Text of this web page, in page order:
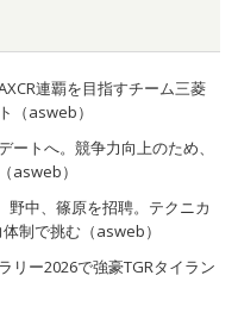
連覇を目指すチーム三菱
（asweb）
トへ。競争力向上のため、
asweb）
野中、篠原を招聘。テクニカ
制で挑む（asweb）
リー2026で強豪TGRタイラン